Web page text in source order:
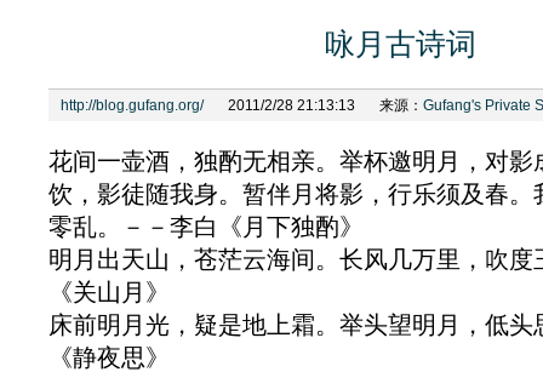
咏月古诗词
http://blog.gufang.org/ 2011/2/28 21:13:13 来源： Gufang's Private
花间一壶酒，独酌无相亲。举杯邀明月，对影
饮，影徒随我身。暂伴月将影，行乐须及春。
零乱。－－李白《月下独酌》
明月出天山，苍茫云海间。长风几万里，吹度
《关山月》
床前明月光，疑是地上霜。举头望明月，低头
《静夜思》